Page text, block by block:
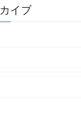
イブ